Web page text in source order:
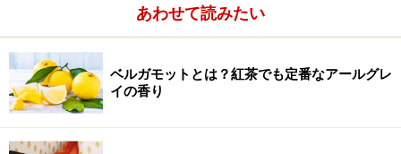
あわせて読みたい
ベルガモットとは？紅茶でも定番なアールグレ
イの香り